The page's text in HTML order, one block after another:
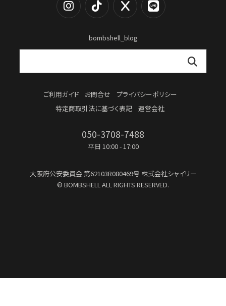
bombshell_blog
ご利用ガイド お問合せ
プライバシーポリシー
特定商取引法に基づく表記
運営会社
050-3708-7488
平日 10:00 - 17:00
大阪府公安委員会第62103R080469号 株式会社シャイリー
© BOMBSHELL ALL RIGHTS RESERVED.